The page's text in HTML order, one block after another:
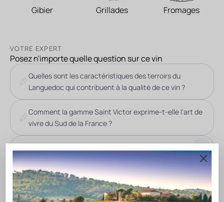
Gibier Grillades Fromages
VOTRE EXPERT
Posez n'importe quelle question sur ce vin
Quelles sont les caractéristiques des terroirs du
Languedoc qui contribuent à la qualité de ce vin ?
Comment la gamme Saint Victor exprime-t-elle l'art de
vivre du Sud de la France ?
DESCRIPTION DU VIN
Gérard Bertrand, passionné par l’Art de Vivre et spécialiste